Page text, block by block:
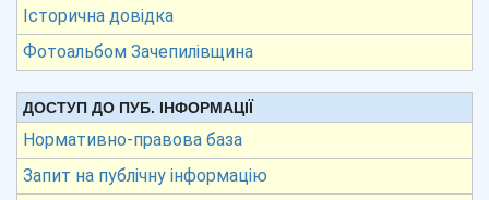
Історична довідка
Фотоальбом Зачепилівщина
ДОСТУП ДО ПУБ. ІНФОРМАЦІЇ
Нормативно-правова база
Запит на публічну інформацію